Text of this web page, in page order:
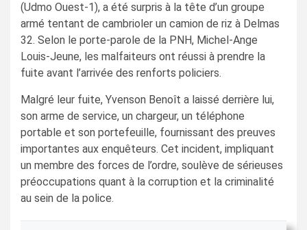
(Udmo Ouest-1), a été surpris à la tête d’un groupe
armé tentant de cambrioler un camion de riz à Delmas
32. Selon le porte-parole de la PNH, Michel-Ange
Louis-Jeune, les malfaiteurs ont réussi à prendre la
fuite avant l’arrivée des renforts policiers.
Malgré leur fuite, Yvenson Benoît a laissé derrière lui,
son arme de service, un chargeur, un téléphone
portable et son portefeuille, fournissant des preuves
importantes aux enquêteurs. Cet incident, impliquant
un membre des forces de l’ordre, soulève de sérieuses
préoccupations quant à la corruption et la criminalité
au sein de la police.